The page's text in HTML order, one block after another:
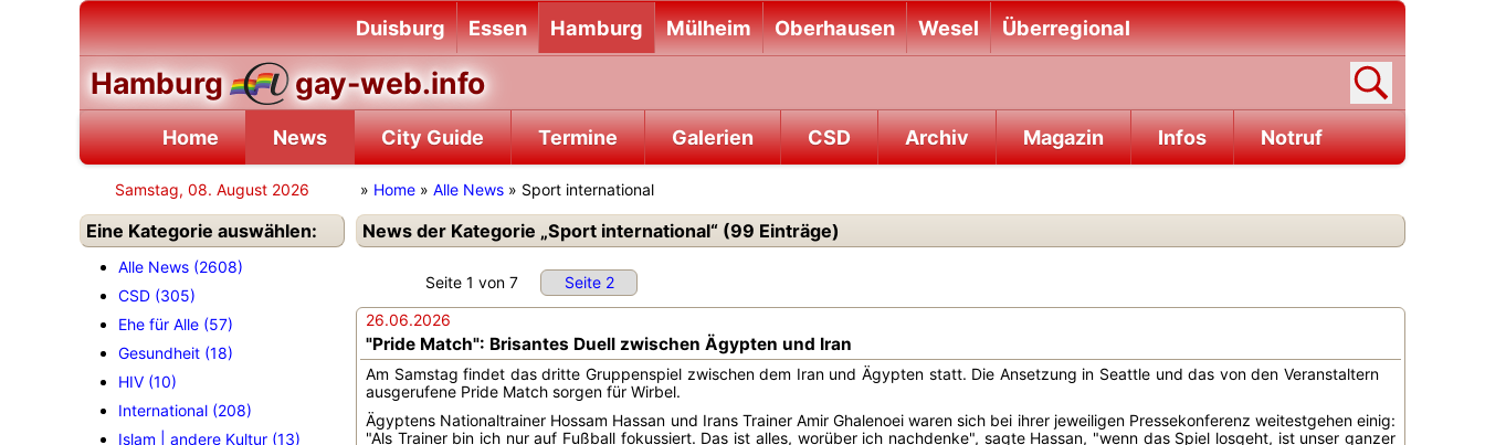
Duisburg Essen Hamburg Mülheim Oberhausen Wesel Überregional
Hamburg gay-web.info
Home News City Guide Termine Galerien CSD Archiv Magazin Infos Notruf
Samstag, 08. August 2026
Eine Kategorie auswählen:
Alle News (2608)
CSD (305)
Ehe für Alle (57)
Gesundheit (18)
HIV (10)
International (208)
Islam | andere Kultur (13)
» Home » Alle News » Sport international
News der Kategorie „Sport international“ (99 Einträge)
Seite 1 von 7
Seite 2
26.06.2026
"Pride Match": Brisantes Duell zwischen Ägypten und Iran
Am Samstag findet das dritte Gruppenspiel zwischen dem Iran und Ägypten statt. Die Ansetzung in Seattle und das von den Veranstaltern
ausgerufene Pride Match sorgen für Wirbel.
Ägyptens Nationaltrainer Hossam Hassan und Irans Trainer Amir Ghalenoei waren sich bei ihrer jeweiligen Pressekonferenz weitestgehen einig:
"Als Trainer bin ich nur auf Fußball fokussiert. Das ist alles, worüber ich nachdenke", sagte Hassan, "wenn das Spiel losgeht, ist unser ganzer